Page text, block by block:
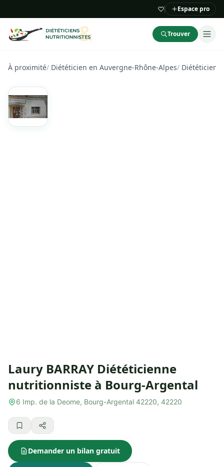
Espace pro
Trouver
À proximité/ Diététicien en Auvergne-Rhône-Alpes/ Diététicien
Laury BARRAY Diététicienne
nutritionniste à Bourg-Argental
6 Imp. de la Deome, Bourg-Argental 42220, 42220
Demander un bilan gratuit